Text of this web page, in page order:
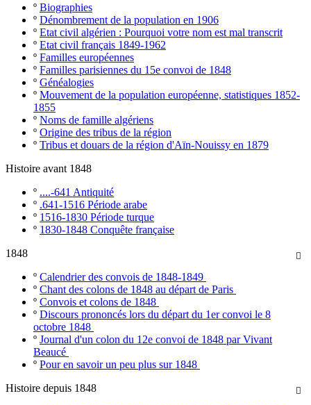
º Biographies
º Dénombrement de la population en 1906
º Etat civil algérien : Pourquoi votre nom est mal transcrit
º Etat civil français 1849-1962
º Familles européennes
º Familles parisiennes du 15e convoi de 1848
º Généalogies
º Mouvement de la population européenne, statistiques 1852-
1855
º Noms de famille algériens
º Origine des tribus de la région
º Tribus et douars de la région d'Aïn-Nouissy en 1879
Histoire avant 1848
º ....-641 Antiquité
º .641-1516 Période arabe
º 1516-1830 Période turque
º 1830-1848 Conquête française

1848
º Calendrier des convois de 1848-1849
º Chant des colons de 1848 au départ de Paris
º Convois et colons de 1848
º Discours prononcés lors du départ du 1er convoi le 8
octobre 1848
º Journal d'un colon du 12e convoi de 1848 par Vivant
Beaucé
º Pour en savoir un peu plus sur 1848

Histoire depuis 1848